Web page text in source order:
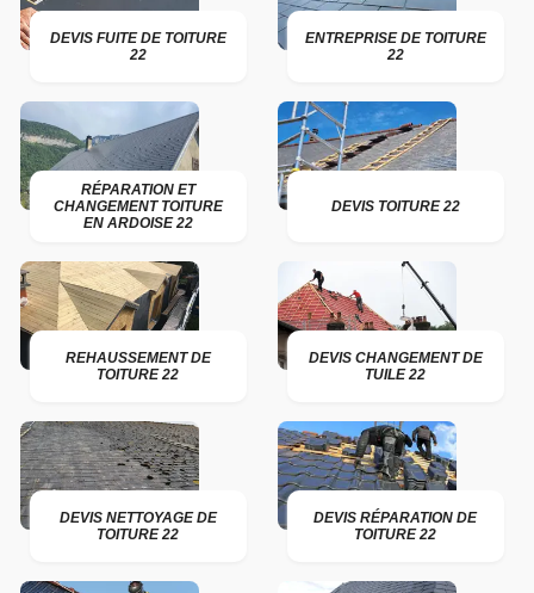
DEVIS FUITE DE TOITURE
22
ENTREPRISE DE TOITURE
22
RÉPARATION ET
CHANGEMENT TOITURE
EN ARDOISE 22
DEVIS TOITURE 22
REHAUSSEMENT DE
TOITURE 22
DEVIS CHANGEMENT DE
TUILE 22
DEVIS NETTOYAGE DE
TOITURE 22
DEVIS RÉPARATION DE
TOITURE 22